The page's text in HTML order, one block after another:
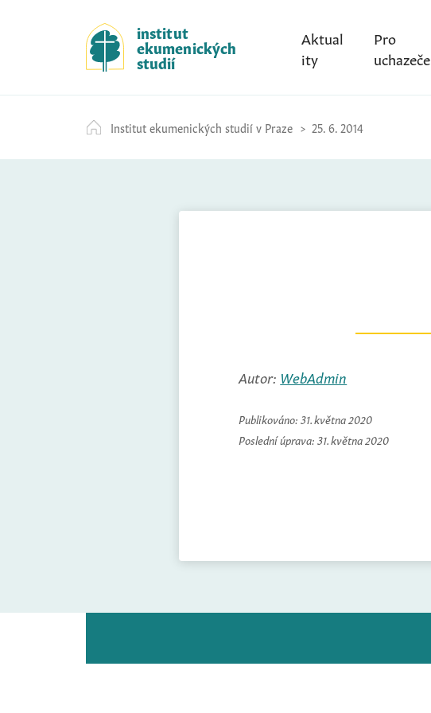
k
i
p
t
c
o
institut
ekumenických
studií
Aktual
ity
Pro
uchazeče
Institut ekumenických studií v Praze 25. 6. 2014
Autor: WebAdmin
Publikováno: 31. května 2020
Poslední úprava: 31. května 2020